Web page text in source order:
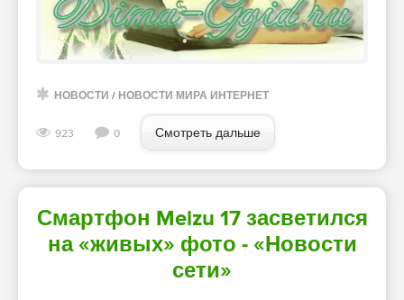
НОВОСТИ / НОВОСТИ МИРА ИНТЕРНЕТ
923 0 Смотреть дальше
Смартфон Meizu 17 засветился
на «живых» фото - «Новости
сети»